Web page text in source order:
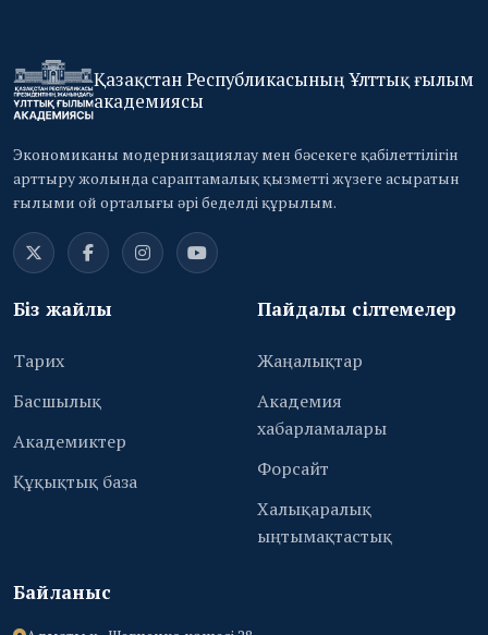
Қазақстан Республикасының Ұлттық ғылым
академиясы
Экономиканы модернизациялау мен бәсекеге қабілеттілігін
арттыру жолында сараптамалық қызметті жүзеге асыратын
ғылыми ой орталығы әрі беделді құрылым.
Біз жайлы
Тарих
Басшылық
Академиктер
Құқықтық база
Пайдалы сілтемелер
Жаңалықтар
Академия
хабарламалары
Форсайт
Халықаралық
ыңтымақтастық
Байланыс